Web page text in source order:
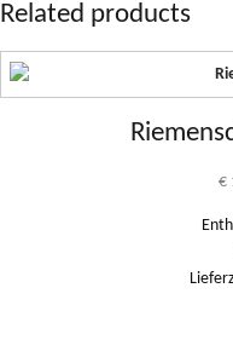
Related products
€